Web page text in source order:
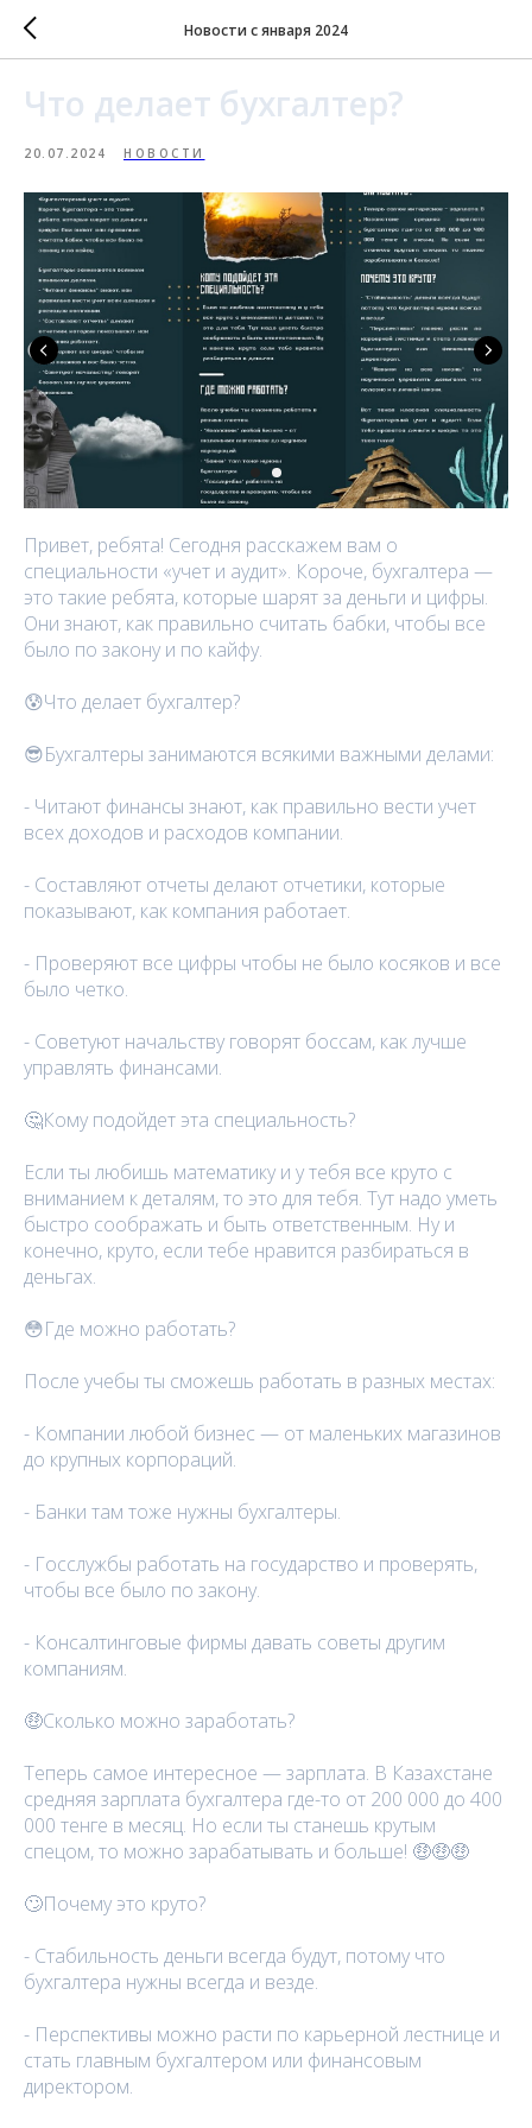
Новости с января 2024
Что делает бухгалтер?
20.07.2024 НОВОСТИ
Привет, ребята! Сегодня расскажем вам о
специальности «учет и аудит». Короче, бухгалтера —
это такие ребята, которые шарят за деньги и цифры.
Они знают, как правильно считать бабки, чтобы все
было по закону и по кайфу.
😰Что делает бухгалтер?
😎Бухгалтеры занимаются всякими важными делами:
- Читают финансы знают, как правильно вести учет
всех доходов и расходов компании.
- Составляют отчеты делают отчетики, которые
показывают, как компания работает.
- Проверяют все цифры чтобы не было косяков и все
было четко.
- Советуют начальству говорят боссам, как лучше
управлять финансами.
🤔Кому подойдет эта специальность?
Если ты любишь математику и у тебя все круто с
вниманием к деталям, то это для тебя. Тут надо уметь
быстро соображать и быть ответственным. Ну и
конечно, круто, если тебе нравится разбираться в
деньгах.
😳Где можно работать?
После учебы ты сможешь работать в разных местах:
- Компании любой бизнес — от маленьких магазинов
до крупных корпораций.
- Банки там тоже нужны бухгалтеры.
- Госслужбы работать на государство и проверять,
чтобы все было по закону.
- Консалтинговые фирмы давать советы другим
компаниям.
🤑Сколько можно заработать?
Теперь самое интересное — зарплата. В Казахстане
средняя зарплата бухгалтера где-то от 200 000 до 400
000 тенге в месяц. Но если ты станешь крутым
спецом, то можно зарабатывать и больше! 🤑🤑🤑
🙄Почему это круто?
- Стабильность деньги всегда будут, потому что
бухгалтера нужны всегда и везде.
- Перспективы можно расти по карьерной лестнице и
стать главным бухгалтером или финансовым
директором.